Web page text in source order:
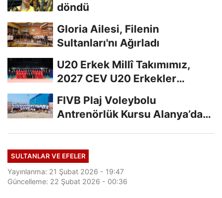
döndü
Gloria Ailesi, Filenin
Sultanları'nı Ağırladı
U20 Erkek Millî Takımımız,
2027 CEV U20 Erkekler
FIVB Plaj Voleybolu
Antrenörlük Kursu Alanya’da
SULTANLAR VE EFELER
Yayınlanma: 21 Şubat 2026 - 19:47
Güncelleme: 22 Şubat 2026 - 00:36